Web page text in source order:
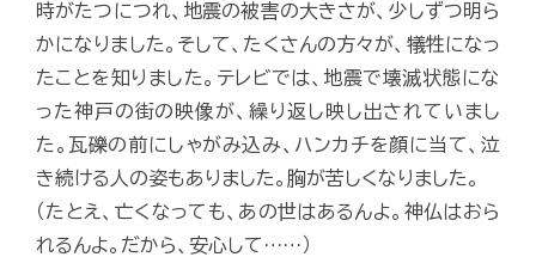
時がたつにつれ、地震の被害の大きさが、少しずつ明ら
かになりました。そして、たくさんの方々が、犠牲になっ
たことを知りました。テレビでは、地震で壊滅状態にな
った神戸の街の映像が、繰り返し映し出されていまし
た。瓦礫の前にしゃがみ込み、ハンカチを顔に当て、泣
き続ける人の姿もありました。胸が苦しくなりました。
（たとえ、亡くなっても、あの世はあるんよ。神仏はおら
れるんよ。だから、安心して……）